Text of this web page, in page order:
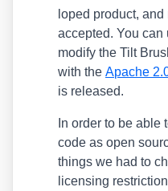
lo­ped pro­duct,
accept­ed. You can
modi­fy the Tilt
with theApa­che
is released.
In order to be able
code as open
things we had to
licen­sing